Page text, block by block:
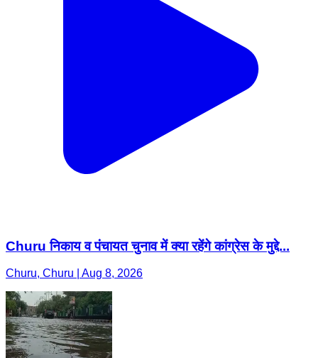
Churu निकाय व पंचायत चुनाव में क्या रहेंगे कांग्रेस के मुद्दे...
Churu, Churu | Aug 8, 2026